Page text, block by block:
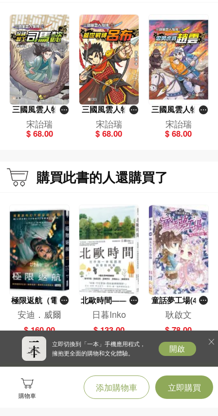
購物車
添加購物車 立即購買
三國風雲人物傳
(14)深謀智士司
馬懿
宋詒瑞
$ 68.00
三國風雲人物傳
(13)蓋世戰神呂
布
宋詒瑞
$ 68.00
三國風雲人物傳
(12)忠勇虎將趙
雲
宋詒瑞
$ 68.00
購買此書的人還購買了
極限返航（電影
書衣典藏版）
（獨家收錄作者
訪談）
安迪．威爾
$ 160.00
北歐時間——世
界第一幸福國度
教會我的事
日暮Inko
$ 133.00
童話夢工場(40)
——織女下凡結
奇緣
耿啟文
$ 78.00
立即切換到「一本」手機應用程式，
擁抱更全面的購物和文化體驗。
開啟